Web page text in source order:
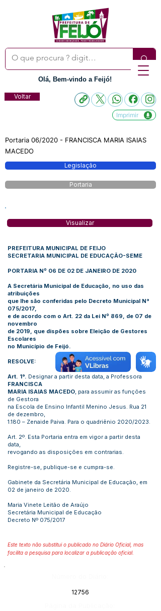
Olá, Bem-vindo a Feijó!
Voltar
Imprimir
Portaria 06/2020 - FRANCISCA MARIA ISAIAS
MACEDO
Legislação
Portaria
Visualizar
PREFEITURA MUNICIPAL DE FEIJO
SECRETARIA MUNICIPAL DE EDUCAÇÃO-SEME
PORTARIA Nº 06 DE 02 DE JANEIRO DE 2020
A Secretária Municipal de Educação, no uso das
atribuições
que lhe são conferidas pelo Decreto Municipal N°
075/2017,
e de acordo com o Art. 22 da Lei Nº 869, de 07 de
novembro
de 2019, que dispões sobre Eleição de Gestores
Escolares
no Município de Feijó.
RESOLVE:
Art. 1°. Designar a partir desta data, a Professora
FRANCISCA
MARIA ISAIAS MACEDO, para assumir as funções
de Gestora
na Escola de Ensino Infantil Menino Jesus. Rua 21
de dezembro,
1.180 – Zenaide Paiva. Para o quadriênio 2020/2023.
Art. 2º. Esta Portaria entra em vigor a partir desta
data,
revogando as disposições em contrarias.
Registre-se, publique-se e cumpra-se.
Gabinete da Secretária Municipal de Educação, em
02 de janeiro de 2020.
Maria Vinete Leitão de Araújo
Secretária Municipal de Educação
Decreto Nº 075/2017
Este texto não substitui o publicado no Diário Oficial, mas
facilita a pesquisa para localizar a publicação oficial.
12756